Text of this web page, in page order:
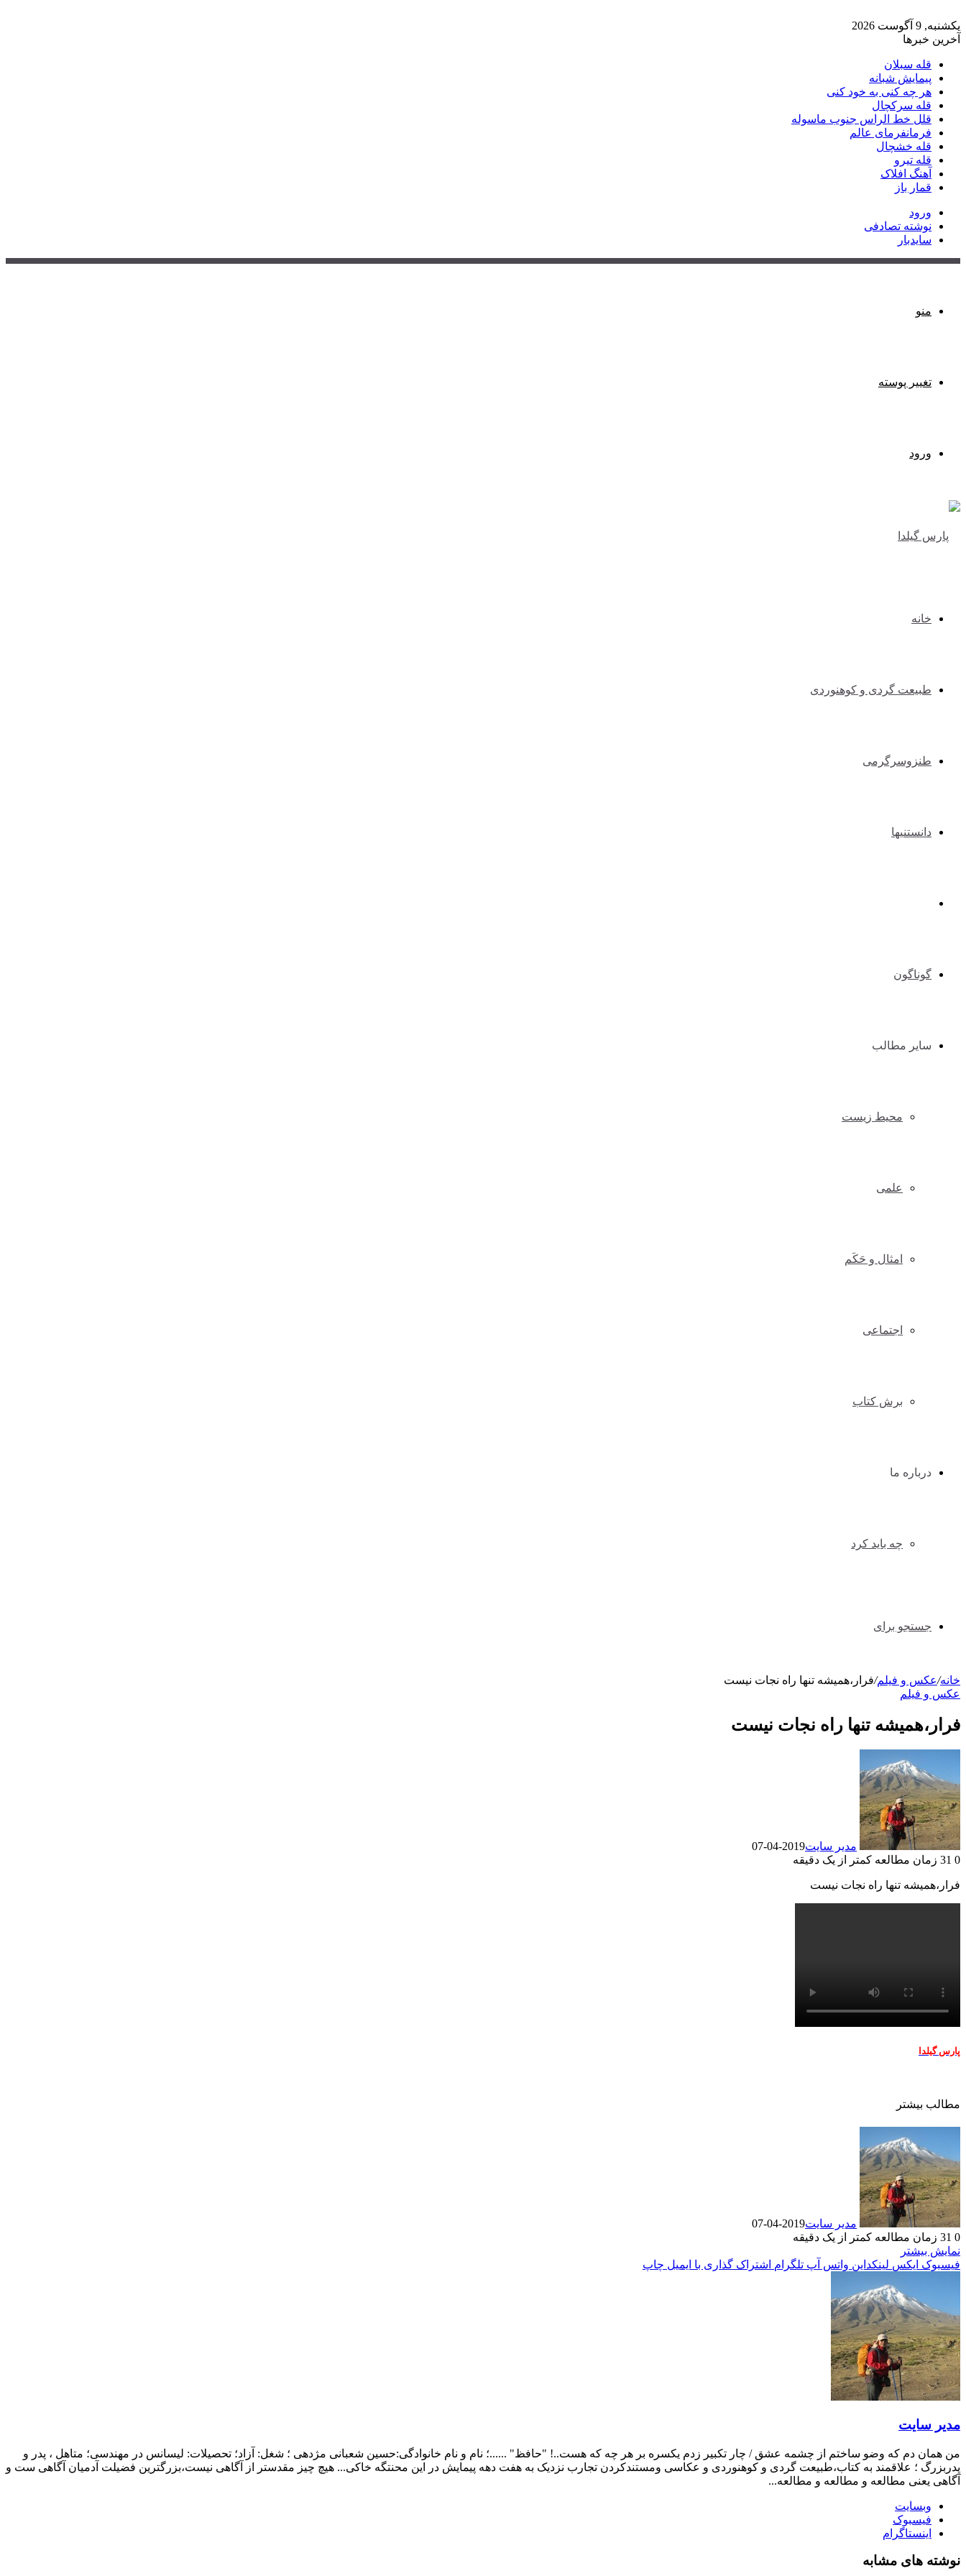
یکشنبه, 9 آگوست 2026
آخرین خبرها
قله سبلان
پیمایش شبانه
هر چه کنی به خود کنی
قله سرکچال
قلل خط الراس جنوب ماسوله
فرمانفرمای عالم
قله خشچال
قله تیرو
آهنگ افلاک
قمار باز
ورود
نوشته تصادفی
سایدبار
منو
تغییر پوسته
ورود
خانه
طبیعت گردی و کوهنوردی
طنزوسرگرمی
دانستنیها
گوناگون
سایر مطالب
محیط زیست
علمی
امثال و حَکَم
اجتماعی
برش کتاب
درباره ما
چه باید کرد
جستجو برای
خانه/عکس و فیلم/فرار،همیشه تنها راه نجات نیست
عکس و فیلم
فرار،همیشه تنها راه نجات نیست
مدیر سایت2019-04-07
0
زمان مطالعه کمتر از یک دقیقه
فرار،همیشه تنها راه نجات نیست
پارس گیلدا
مطالب بیشتر
مدیر سایت2019-04-07
0
زمان مطالعه کمتر از یک دقیقه
نمایش بیشتر
فیسبوک ایکس لینکداین واتس آپ تلگرام اشتراک گذاری با ایمیل چاپ
مدیر سایت
من همان دم که وضو ساختم از چشمه عشق / چار تکبیر زدم یکسره بر هر چه که هست..! "حافظ" ......؛ نام و نام خانوادگی:حسین شعبانی مژدهی ؛ شغل: آزاد؛ تحصیلات: لیسانس در مهندسی؛ متاهل ، پدر و
پدربزرگ ؛ علاقمند به کتاب،طبیعت گردی و کوهنوردی و عکاسی ومستندکردن تجارب نزدیک به هفت دهه پیمایش در این محنتگه خاکی... هیچ چیز مقدستر از آگاهی نیست،بزرگترین فضیلت آدمیان آگاهی ست و
آگاهی یعنی مطالعه و مطالعه و مطالعه...
وبسایت
فیسبوک
اینستاگرام
نوشته های مشابه